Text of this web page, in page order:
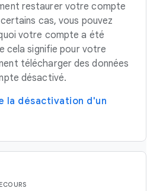
restaurer votre compte
cas, vous pouvez
votre compte a été
cela signifie pour votre
télécharger des données
désactivé.
la désactivation d'un